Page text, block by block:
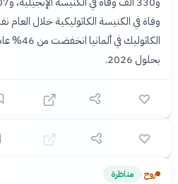
وفاة في الكنيسة الكاثوليكية خلال العام
بحلول 2026.
مرايا اختيار متعدد
الجاليات العربية
🎯
6سؤال 🟡 متوسط
روح› مناظرة